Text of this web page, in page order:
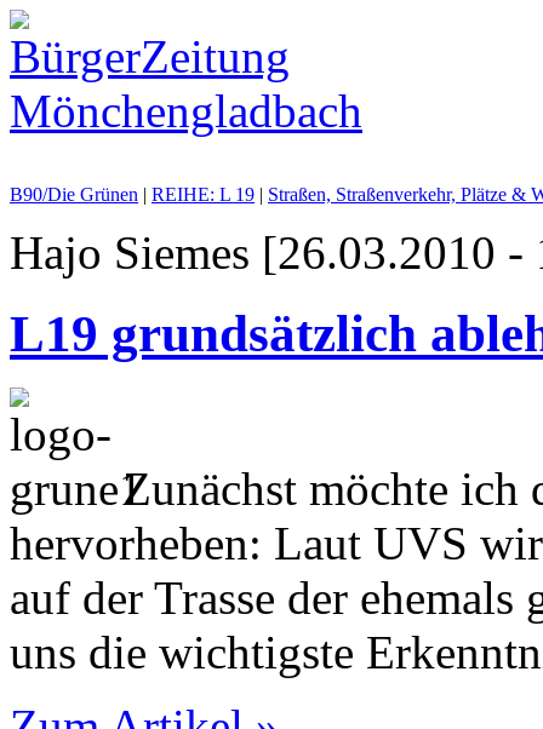
B90/Die Grünen | REIHE: L 19 | Straßen, Straßenverkehr, Plätze &
Hajo Siemes [26.03.2010
L19 grundsätzlich
Zunächst möchte ich
hervorheben: Laut UVS
auf der Trasse der
uns die wichtigste